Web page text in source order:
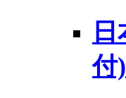
付)